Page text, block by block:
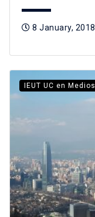
8 January, 2018
IEUT UC en Medios